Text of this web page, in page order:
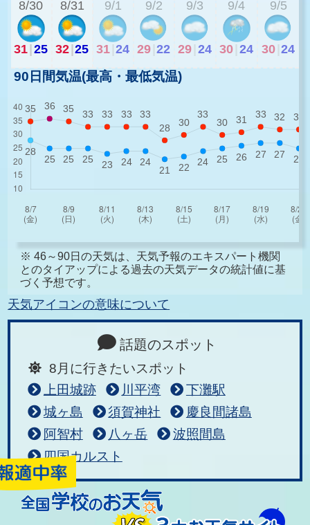
8/30
31|25
8/31
32|25
9/1
31 24
9/2
29 22
9/3
29 24
9/4
30 24
9/5
30 24
90日間気温(最高・最低気温)
※ 46～90日の天気は、天気予報のエキスパート機関
とのタイアップによる過去の天気データの統計値に基
づく予想です。
天気アイコンの意味について
話題のスポット
8月に行きたいスポット
上田城跡
川平湾
下灘駅
城ヶ島
須賀神社
慶良間諸島
阿智村
八ヶ岳
波照間島
四国カルスト